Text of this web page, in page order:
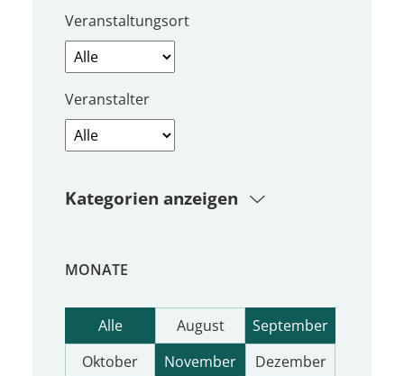
Veranstaltungsort
Veranstalter
Kategorien anzeigen
MONATE
Alle August
September
Oktober
November
Dezember